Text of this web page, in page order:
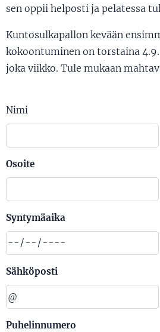
sen oppii helposti ja pelatessa
Kuntosulkapallon kevään
kokoontuminen on torstaina
joka viikko. Tule mukaan
Nimi
Osoite
Syntymäaika
Sähköposti
Puhelinnumero